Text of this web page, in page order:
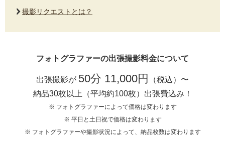
撮影リクエストとは？
フォトグラファーの出張撮影料金について
出張撮影が 50分 11,000円
（税込）〜
納品30枚以上（平均約100枚）出張費込み！
※ フォトグラファーによって価格は変わります
※ 平日と土日祝で価格は変わります
※ フォトグラファーや撮影状況によって、納品枚数は変わります